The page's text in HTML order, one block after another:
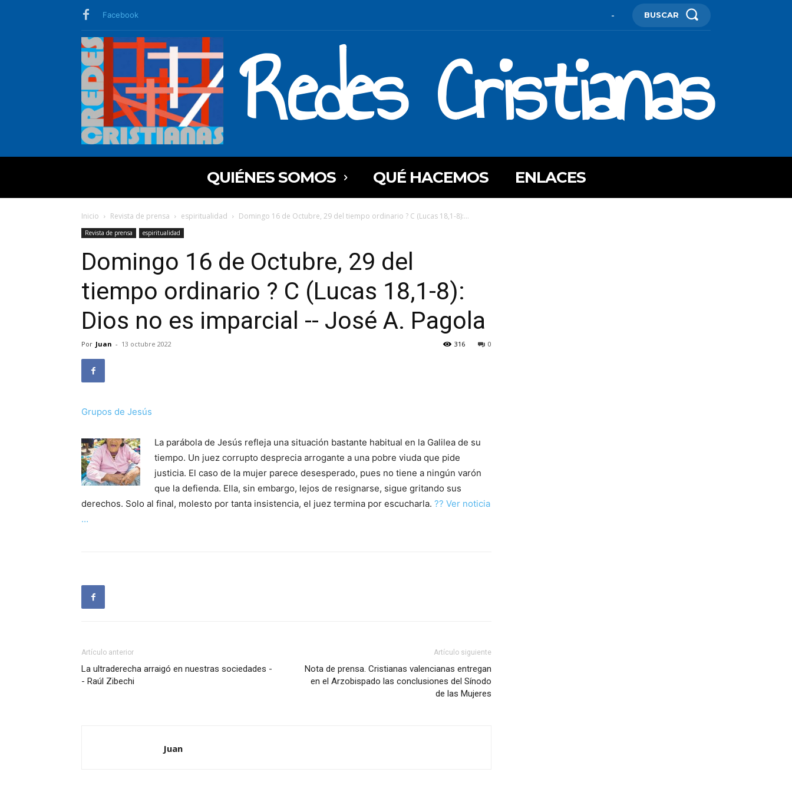
Facebook - BUSCAR
Redes Cristianas
QUIÉNES SOMOS QUÉ HACEMOS ENLACES
Inicio Revista de prensa espiritualidad Domingo 16 de Octubre, 29 del tiempo ordinario ? C (Lucas 18,1-8):...
Revista de prensa espiritualidad
Domingo 16 de Octubre, 29 del
tiempo ordinario ? C (Lucas 18,1-8):
Dios no es imparcial -- José A. Pagola
Por Juan - 13 octubre 2022 0
316
Grupos de Jesús
La parábola de Jesús refleja una situación bastante habitual en la Galilea de su
tiempo. Un juez corrupto desprecia arrogante a una pobre viuda que pide
justicia. El caso de la mujer parece desesperado, pues no tiene a ningún varón
que la defienda. Ella, sin embargo, lejos de resignarse, sigue gritando sus
derechos. Solo al final, molesto por tanta insistencia, el juez termina por escucharla. ?? Ver noticia
…
Artículo anterior
La ultraderecha arraigó en nuestras sociedades -
- Raúl Zibechi
Artículo siguiente
Nota de prensa. Cristianas valencianas entregan
en el Arzobispado las conclusiones del Sínodo
de las Mujeres
Juan